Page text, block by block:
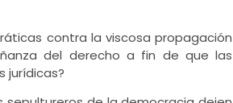
contra la viscosa propagación
del derecho a fin de que las
jurídicas?